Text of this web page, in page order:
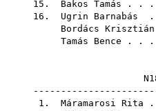
15. Bakos Tamás . .
16. Ugrin Barnabás .
Bordács Krisztián
Tamás Bence . .
1. Máramarosi Rita